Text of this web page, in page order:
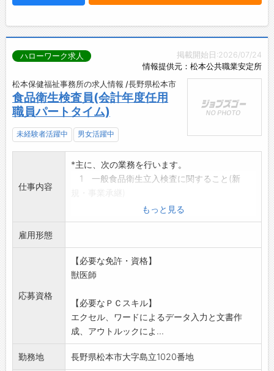
掲載開始日:2026/07/24
情報提供元：松本公共職業安定所
ハローワーク求人
松本保健福祉事務所の求人情報 /長野県松本市
食品衛生検査員(会計年度任用
職員パートタイム)
未経験者活躍中 男女活躍中
仕事内容
*主に、次の業務を行います。
1 一般食品衛生立入検査に関すること(新
2 食品許可事務に関すること
3 食品の収去検査に関すること
*応募の方は、ハローワークの紹介状をお持ちく
ださい。
応募締切日:令和8年8月7日(金)正午応募書類必
変更範囲:事業所の定める業務
もっと見る
雇用形態
応募資格
【必要な免許・資格】
獣医師
【必要なＰＣスキル】
エクセル、ワードによるデータ入力と文書作
成、アウトルックによ...
勤務地 長野県松本市大字島立1020番地